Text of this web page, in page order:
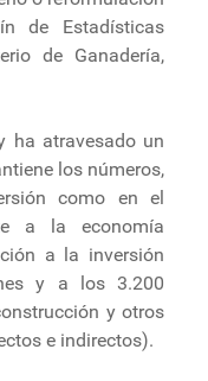
de Estadísticas
de Ganadería,
ha atravesado un
los números,
como en el
a la economía
a la inversión
y a los 3.200
y otros
e indirectos).